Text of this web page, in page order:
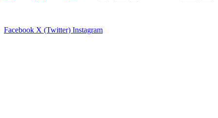
Facebook X (Twitter) Instagram